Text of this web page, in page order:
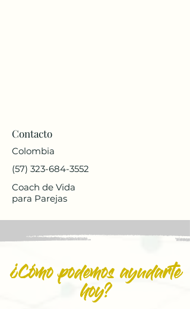
Contacto
Colombia
(57) 323-684-3552
Coach de Vida
para Parejas
¿Cómo podemos ayudarte
hoy?